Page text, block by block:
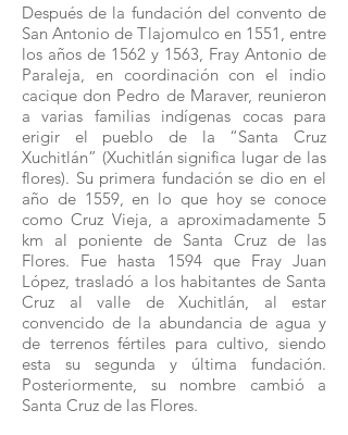
Después de la fundación del convento de
San Antonio de Tlajomulco en 1551, entre
los años de 1562 y 1563, Fray Antonio de
Paraleja, en coordinación con el indio
cacique don Pedro de Maraver, reunieron
a varias familias indígenas cocas para
erigir el pueblo de la “Santa Cruz
Xuchitlán” (Xuchitlán significa lugar de las
flores). Su primera fundación se dio en el
año de 1559, en lo que hoy se conoce
como Cruz Vieja, a aproximadamente 5
km al poniente de Santa Cruz de las
Flores. Fue hasta 1594 que Fray Juan
López, trasladó a los habitantes de Santa
Cruz al valle de Xuchitlán, al estar
convencido de la abundancia de agua y
de terrenos fértiles para cultivo, siendo
esta su segunda y última fundación.
Posteriormente, su nombre cambió a
Santa Cruz de las Flores.